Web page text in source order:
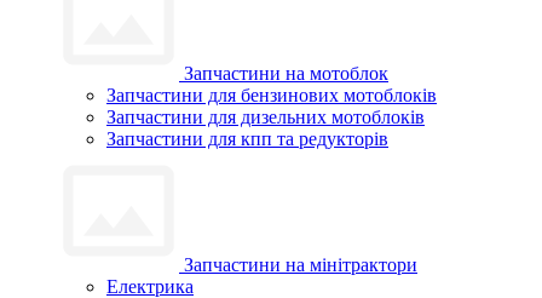
Запчастини на мотоблок
Запчастини для бензинових мотоблоків
Запчастини для дизельних мотоблоків
Запчастини для кпп та редукторів
Запчастини на мінітрактори
Електрика